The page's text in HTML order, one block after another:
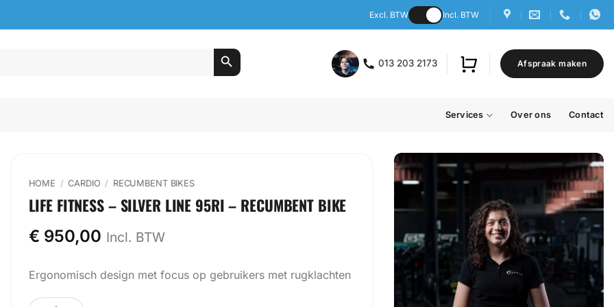
Excl. BTW Incl. BTW
013 203 2173 Afspraak maken
Services Over ons Contact
HOME / CARDIO / RECUMBENT BIKES
LIFE FITNESS – SILVER LINE 95RI – RECUMBENT BIKE
€ 950,00 Incl. BTW
Ergonomisch design met focus op gebruikers met rugklachten